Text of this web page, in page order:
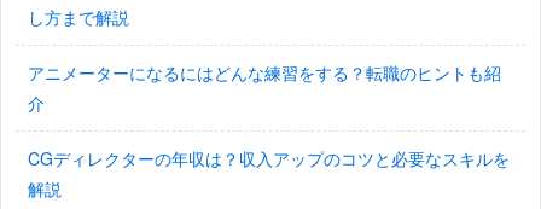
し方まで解説
アニメーターになるにはどんな練習をする？転職のヒントも紹
介
CGディレクターの年収は？収入アップのコツと必要なスキルを
解説